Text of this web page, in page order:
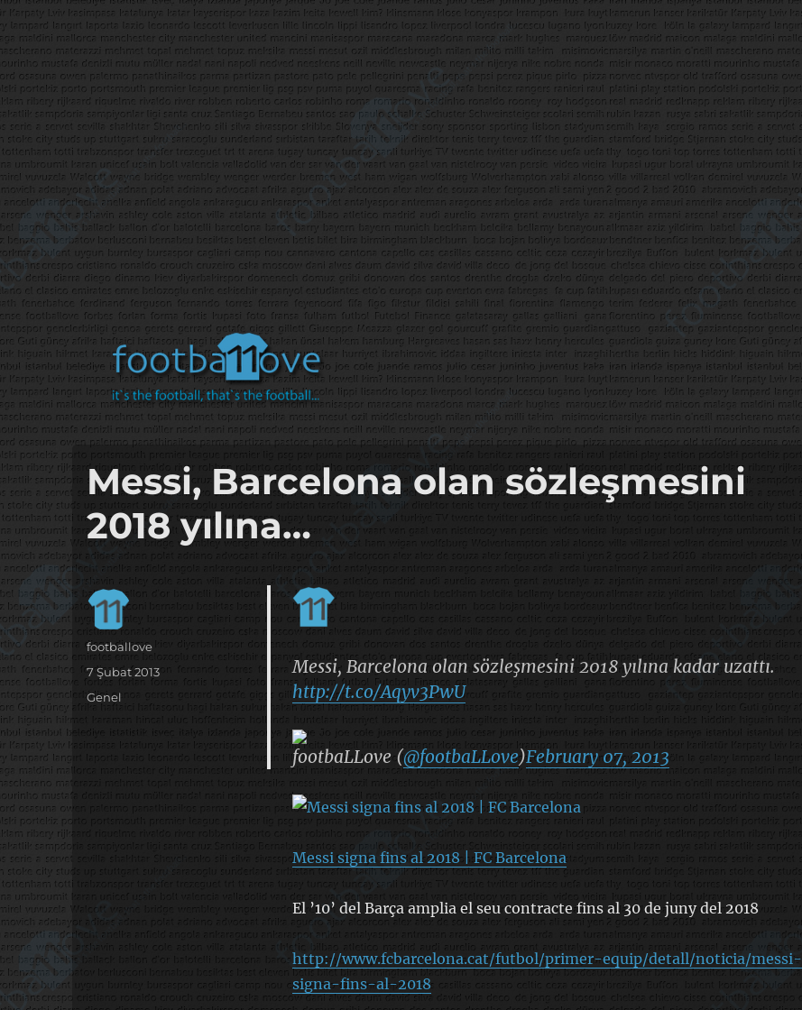
footbaLLove
it's the football, that's the football…
Messi, Barcelona olan sözleşmesini
2018 yılına…
Messi, Barcelona olan sözleşmesini 2018 yılına kadar uzattı.
http://t.co/Aqyv3PwU
footbaLLove (@footbaLLove)February 07, 2013
Messi signa fins al 2018 | FC Barcelona
El ’10’ del Barça amplia el seu contracte fins al 30 de juny del 2018
http://www.fcbarcelona.cat/futbol/primer-equip/detall/noticia/messi-
signa-fins-al-2018
Yazar
footballove
Yayın
tarihi
7 Şubat 2013
Kategoriler
Genel